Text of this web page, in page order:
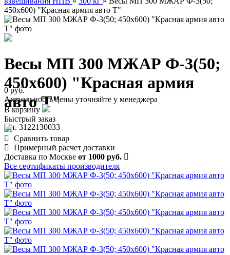
450х600) "Красная армия авто Т"
Весы МП 300 МЖАР Ф-3(50;
450х600) "Красная армия
авто Т"
арт. 3122130033
0 руб.
Актуальность цены уточняйте у менеджера
В корзину
Быстрый заказ
Сравнить товар
Примерный расчет доставки
Доставка по Москве от 1000 руб.
Все сертификаты производителя